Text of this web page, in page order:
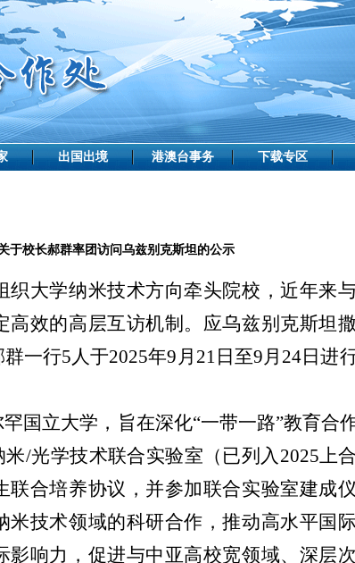
出国出境 港澳台事务 下载专区
于校长郝群率团访问乌兹别克斯坦的公示
织大学纳米技术方向牵头院校，近年来
高效的高层互访机制。应乌兹别克斯坦
群一行5人于2025年9月21日至9月24日进
国立大学，旨在深化“一带一路”教育合
/光学技术联合实验室（已列入2025上
合培养协议，并参加联合实验室建成
米技术领域的科研合作，推动高水平国
影响力，促进与中亚高校宽领域、深层